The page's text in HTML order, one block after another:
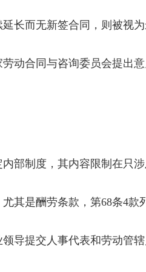
长而无新签合同，则被视
动合同与咨询委员会提出
内部制度，其内容限制在只
其是酬劳条款，第68条4款
领导提交人事代表和劳动管